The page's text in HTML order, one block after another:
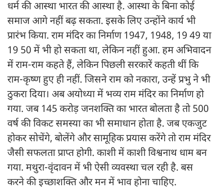
धर्म की आस्था भारत की आस्था है. आस्था के बिना कोई
समाज आगे नहीं बढ़ सकता. इसके लिए उन्होंने कार्य भी
प्रारंभ किया. राम मंदिर का निर्माण 1947, 1948, 19 49 या
19 50 में भी हो सकता था, लेकिन नहीं हुआ. हम अभिवादन
में राम-राम कहते हैं, लेकिन पिछली सरकारें कहती थीं कि
राम-कृष्ण हुए ही नहीं. जिसने राम को नकारा, उन्हें प्रभु ने भी
ठुकरा दिया। अब अयोध्या में भव्य राम मंदिर का निर्माण हो
गया. जब 145 करोड़ जनशक्ति का भारत बोलता है तो 500
वर्ष की विकट समस्या का भी समाधान होता है. जब एकजुट
होकर सोचेंगे, बोलेंगे और सामूहिक प्रयास करेंगे तो राम मंदिर
जैसी सफलता प्राप्त होगी. काशी में काशी विश्वनाथ धाम बन
गया. मथुरा-वृंदावन में भी ऐसी व्यवस्था चल रही है. बस
करने की इच्छाशक्ति और मन में भाव होना चाहिए.